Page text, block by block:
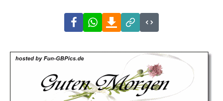
FacebookWhatsAppDownload
Link
Code